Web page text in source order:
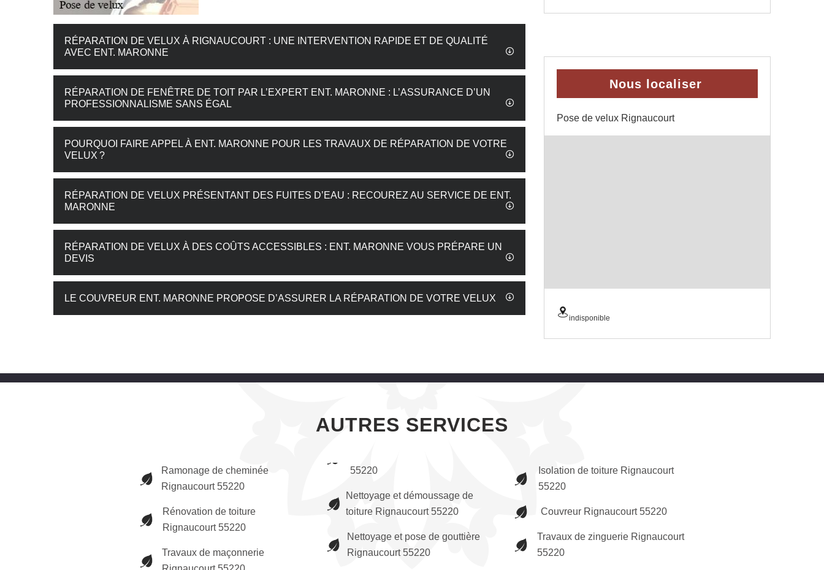
RÉPARATION DE VELUX À RIGNAUCOURT : UNE INTERVENTION RAPIDE ET DE QUALITÉ
AVEC ENT. MARONNE
RÉPARATION DE FENÊTRE DE TOIT PAR L’EXPERT ENT. MARONNE : L’ASSURANCE D’UN
PROFESSIONNALISME SANS ÉGAL
POURQUOI FAIRE APPEL À ENT. MARONNE POUR LES TRAVAUX DE RÉPARATION DE VOTRE
VELUX ?
RÉPARATION DE VELUX PRÉSENTANT DES FUITES D’EAU : RECOUREZ AU SERVICE DE ENT.
MARONNE
RÉPARATION DE VELUX À DES COÛTS ACCESSIBLES : ENT. MARONNE VOUS PRÉPARE UN
DEVIS
LE COUVREUR ENT. MARONNE PROPOSE D’ASSURER LA RÉPARATION DE VOTRE VELUX
Nous localiser
Pose de velux Rignaucourt
indisponible
AUTRES SERVICES
Ramonage de cheminée
Rignaucourt 55220
Rénovation de toiture
Rignaucourt 55220
Travaux de maçonnerie
55220
Nettoyage et démoussage de
toiture Rignaucourt 55220
Nettoyage et pose de gouttière
Rignaucourt 55220
Isolation de toiture Rignaucourt
55220
Couvreur Rignaucourt 55220
Travaux de zinguerie Rignaucourt
55220